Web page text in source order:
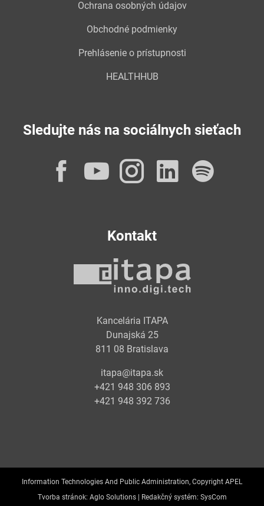
Ochrana osobných údajov
Obchodné podmienky
Prehlásenie o prístupnosti
HEALTHHUB
Sledujte nás na sociálnych sieťach
Facebook
YouTube
Instagram
Kontakt
Kancelária ITAPA
Dunajská 25
811 08 Bratislava
itapa@itapa.sk
+421 948 306 893
+421 948 392 736
Information Technologies And Public Administration, Copyright APEL
Tvorba stránok: Aglo Solutions | Redakčný systém: SysCom